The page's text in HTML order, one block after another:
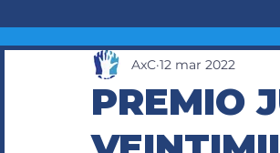
PREMIO
AxC 12 mar 2022